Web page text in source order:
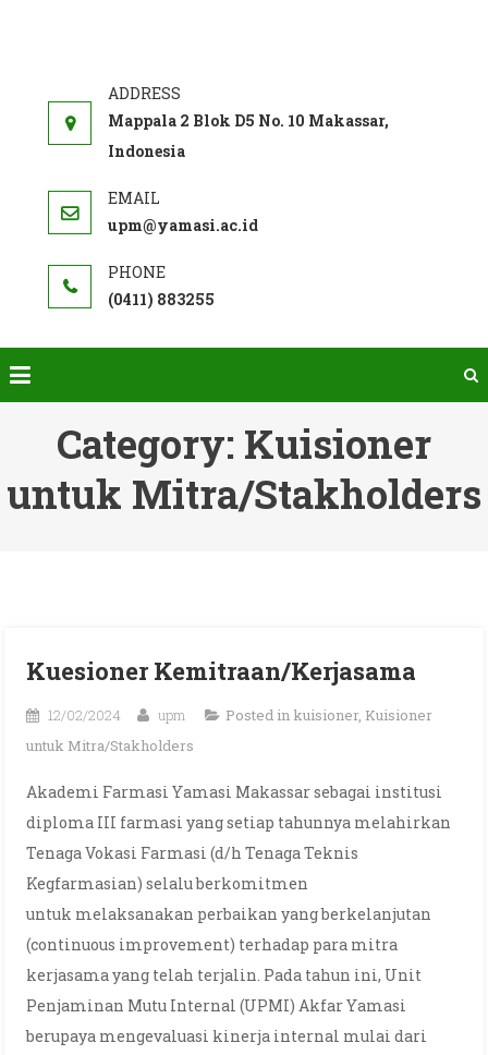
MUTU INTERNAL
Mappala 2 Blok D5 No. 10 Makassar,
Indonesia
upm@yamasi.ac.id
(0411) 883255
Category: Kuisioner
untuk Mitra/Stakholders
Kuesioner Kemitraan/Kerjasama
12/02/2024 upm Posted in kuisioner, Kuisioner
untuk Mitra/Stakholders
Akademi Farmasi Yamasi Makassar sebagai institusi
diploma III farmasi yang setiap tahunnya melahirkan
Tenaga Vokasi Farmasi (d/h Tenaga Teknis
Kegfarmasian) selalu berkomitmen
untuk melaksanakan perbaikan yang berkelanjutan
(continuous improvement) terhadap para mitra
kerjasama yang telah terjalin. Pada tahun ini, Unit
Penjaminan Mutu Internal (UPMI) Akfar Yamasi
berupaya mengevaluasi kinerja internal mulai dari